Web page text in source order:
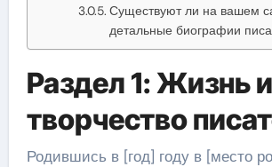
Существуют ли на вашем
детальные биографии
Раздел 1: Жизнь и
творчество
Родившись в [год] году в [место